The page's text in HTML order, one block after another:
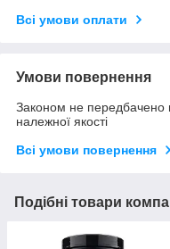
Всі умови оплати
Умови повернення
Законом не передбачено
належної якості
Всі умови повернення
Подібні товари